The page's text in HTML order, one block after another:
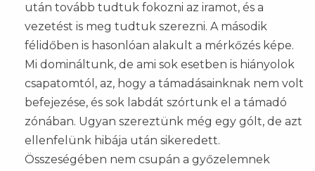
után tovább tudtuk fokozni az iramot, és a
vezetést is meg tudtuk szerezni. A második
félidőben is hasonlóan alakult a mérkőzés képe.
Mi domináltunk, de ami sok esetben is hiányolok
csapatomtól, az, hogy a támadásainknak nem volt
befejezése, és sok labdát szórtunk el a támadó
zónában. Ugyan szereztünk még egy gólt, de azt
ellenfelünk hibája után sikeredett.
Összeségében nem csupán a győzelemnek